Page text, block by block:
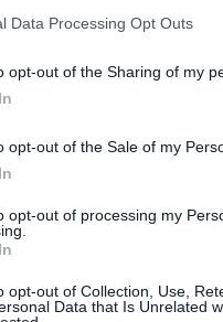
Data Processing Opt Outs
opt-out of the Sharing of my
opt-out of the Sale of my
opt-out of processing my
opt-out of Collection, Use,
Data that Is Unrelated
“még nem”?